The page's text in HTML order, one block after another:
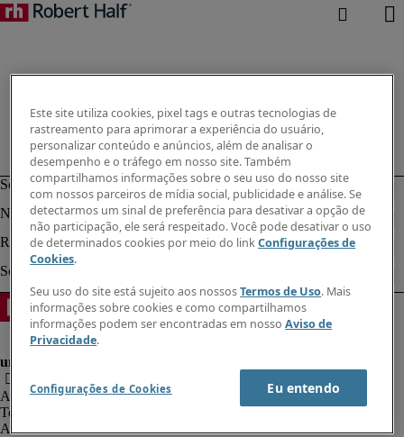
Aviso de Privacidade
Termos de uso
Alerta de fraude
Este site utiliza cookies, pixel tags e outras tecnologias de
rastreamento para aprimorar a experiência do usuário,
personalizar conteúdo e anúncios, além de analisar o
desempenho e o tráfego em nosso site. Também
compartilhamos informações sobre o seu uso do nosso site
com nossos parceiros de mídia social, publicidade e análise. Se
detectarmos um sinal de preferência para desativar a opção de
não participação, ele será respeitado. Você pode desativar o uso
de determinados cookies por meio do linkConfigurações de
Cookies.
Seu uso do site está sujeito aos nossosTermos de Uso. Mais
informações sobre cookies e como compartilhamos
informações podem ser encontradas em nossoAviso de
Privacidade.
Configurações de Cookies Eu entendo